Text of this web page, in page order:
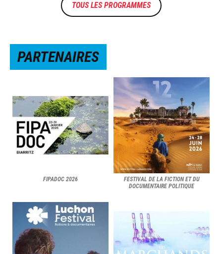
TOUS LES PROGRAMMES
PARTENAIRES
FIPADOC 2026
FESTIVAL DE LA FICTION ET DU
DOCUMENTAIRE POLITIQUE